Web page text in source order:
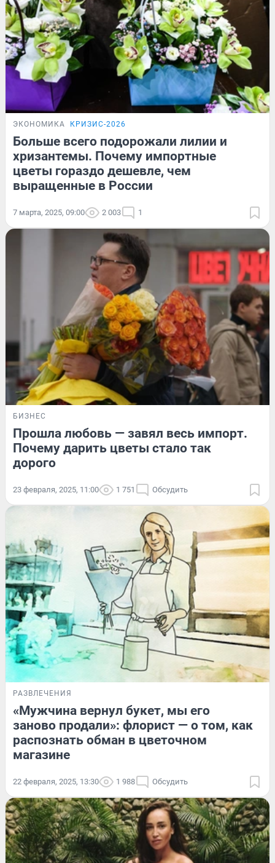
ЭКОНОМИКА КРИЗИС-2026
Больше всего подорожали лилии и
хризантемы. Почему импортные
цветы гораздо дешевле, чем
выращенные в России
7 марта, 2025, 09:00 2 003 1
БИЗНЕС
Прошла любовь — завял весь импорт.
Почему дарить цветы стало так
дорого
23 февраля, 2025, 11:00 1 751 Обсудить
РАЗВЛЕЧЕНИЯ
«Мужчина вернул букет, мы его
заново продали»: флорист — о том, как
распознать обман в цветочном
магазине
22 февраля, 2025, 13:30 1 988 Обсудить